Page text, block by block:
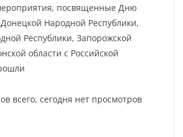
посвященные Дню
Народной Республики,
Республики, Запорожской
области с Российской
всего, сегодня нет просмотров